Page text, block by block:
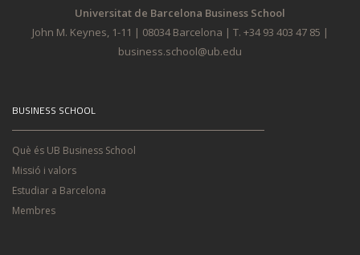
Universitat de Barcelona Business School
John M. Keynes, 1-11 | 08034 Barcelona | T. +34 93 403 47 85 |
business.school@ub.edu
BUSINESS SCHOOL
Què és UB Business School
Missió i valors
Estudiar a Barcelona
Membres